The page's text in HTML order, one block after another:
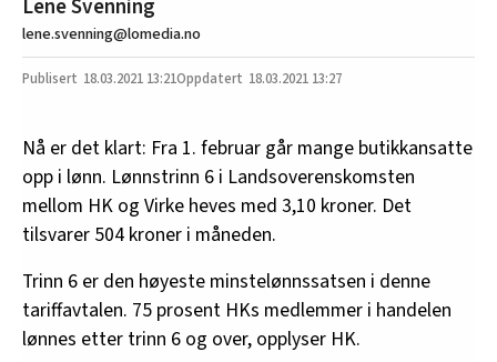
Lene Svenning
lene.svenning@lomedia.no
18.03.2021 13:21 18.03.2021 13:27
Nå er det klart: Fra 1. februar går mange butikkansatte
opp i lønn. Lønnstrinn 6 i Landsoverenskomsten
mellom HK og Virke heves med 3,10 kroner. Det
tilsvarer 504 kroner i måneden.
Trinn 6 er den høyeste minstelønnssatsen i denne
tariffavtalen. 75 prosent HKs medlemmer i handelen
lønnes etter trinn 6 og over, opplyser HK.